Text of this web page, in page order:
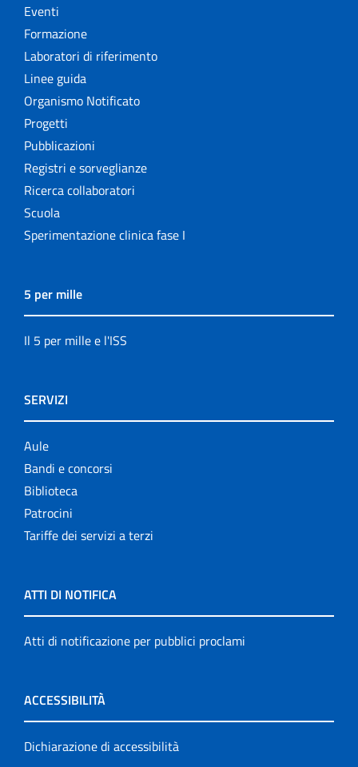
Eventi
Formazione
Laboratori di riferimento
Linee guida
Organismo Notificato
Progetti
Pubblicazioni
Registri e sorveglianze
Ricerca collaboratori
Scuola
Sperimentazione clinica fase I
5 per mille
Il 5 per mille e l'ISS
SERVIZI
Aule
Bandi e concorsi
Biblioteca
Patrocini
Tariffe dei servizi a terzi
ATTI DI NOTIFICA
Atti di notificazione per pubblici proclami
ACCESSIBILITÀ
Dichiarazione di accessibilità